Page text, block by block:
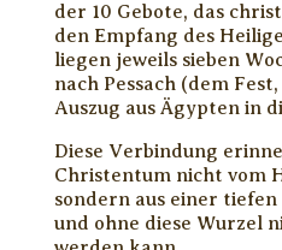
der 10 Gebote, das
den Empfang des
liegen jeweils sieben
nach Pessach (dem
Auszug aus Ägypten in
Diese Verbindung
Christentum nicht vom
sondern aus einer
und ohne diese Wurzel